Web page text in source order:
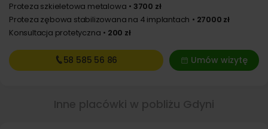
Proteza szkieletowa metalowa
3700 zł
Proteza zębowa stabilizowana na 4 implantach
27000 zł
Konsultacja protetyczna
200 zł
Umów wizytę
58 585 56 86